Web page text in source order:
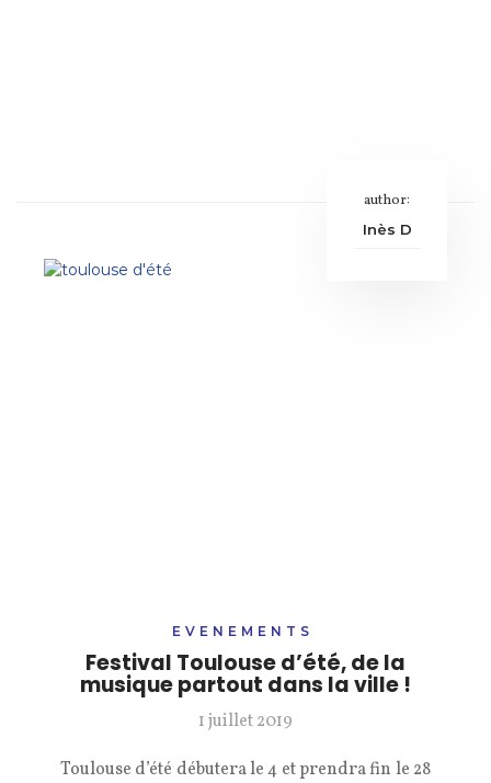
author:
Inès D
EVENEMENTS
Festival Toulouse d’été, de la
musique partout dans la ville !
1 juillet 2019
Toulouse d’été débutera le 4 et prendra fin le 28